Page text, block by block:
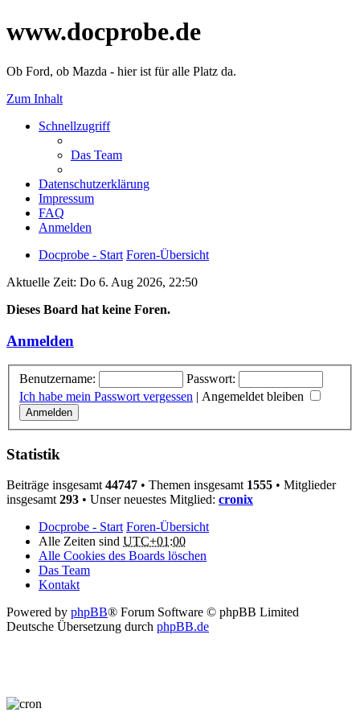
www.docprobe.de
Ob Ford, ob Mazda - hier ist für alle Platz da.
Zum Inhalt
Schnellzugriff
Das Team
Datenschutzerklärung
Impressum
FAQ
Anmelden
Docprobe - Start Foren-Übersicht
Aktuelle Zeit: Do 6. Aug 2026, 22:50
Dieses Board hat keine Foren.
Anmelden
Benutzername:
Passwort:
Ich habe mein Passwort vergessen | Angemeldet bleiben
Statistik
Beiträge insgesamt 44747 • Themen insgesamt 1555 • Mitglieder
insgesamt 293 • Unser neuestes Mitglied: cronix
Docprobe - Start Foren-Übersicht
Alle Zeiten sind UTC+01:00
Alle Cookies des Boards löschen
Das Team
Kontakt
Powered by phpBB® Forum Software © phpBB Limited
Deutsche Übersetzung durch phpBB.de